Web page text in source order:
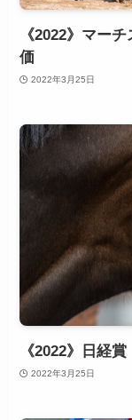
《2022》マー
価
2022年3月25日
《2022》日経
2022年3月25日